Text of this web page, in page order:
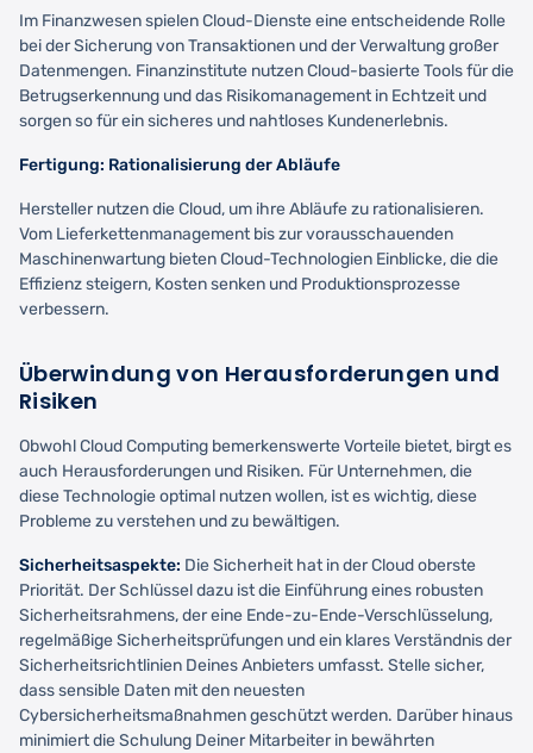
Im Finanzwesen spielen Cloud-Dienste eine entscheidende Rolle
bei der Sicherung von Transaktionen und der Verwaltung großer
Datenmengen. Finanzinstitute nutzen Cloud-basierte Tools für die
Betrugserkennung und das Risikomanagement in Echtzeit und
sorgen so für ein sicheres und nahtloses Kundenerlebnis.
Fertigung: Rationalisierung der Abläufe
Hersteller nutzen die Cloud, um ihre Abläufe zu rationalisieren.
Vom Lieferkettenmanagement bis zur vorausschauenden
Maschinenwartung bieten Cloud-Technologien Einblicke, die die
Effizienz steigern, Kosten senken und Produktionsprozesse
verbessern.
Überwindung von Herausforderungen und
Risiken
Obwohl Cloud Computing bemerkenswerte Vorteile bietet, birgt es
auch Herausforderungen und Risiken. Für Unternehmen, die
diese Technologie optimal nutzen wollen, ist es wichtig, diese
Probleme zu verstehen und zu bewältigen.
Sicherheitsaspekte: Die Sicherheit hat in der Cloud oberste
Priorität. Der Schlüssel dazu ist die Einführung eines robusten
Sicherheitsrahmens, der eine Ende-zu-Ende-Verschlüsselung,
regelmäßige Sicherheitsprüfungen und ein klares Verständnis der
Sicherheitsrichtlinien Deines Anbieters umfasst. Stelle sicher,
dass sensible Daten mit den neuesten
Cybersicherheitsmaßnahmen geschützt werden. Darüber hinaus
minimiert die Schulung Deiner Mitarbeiter in bewährten